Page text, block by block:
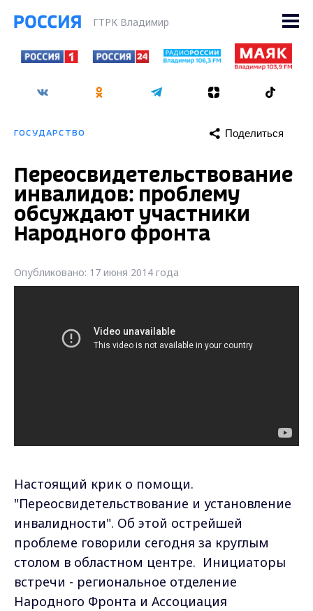
ГТРК Владимир
ГОСУДАРСТВО Поделиться
Переосвидетельствование
инвалидов: проблему
обсуждают участники
Народного фронта
Опубликовано: 17 июня 2014 года
Настоящий крик о помощи.
"Переосвидетельствование и установление
инвалидности". Об этой острейшей
проблеме говорили сегодня за круглым
столом в областном центре. Инициаторы
встречи - региональное отделение
Народного Фронта и Ассоциация